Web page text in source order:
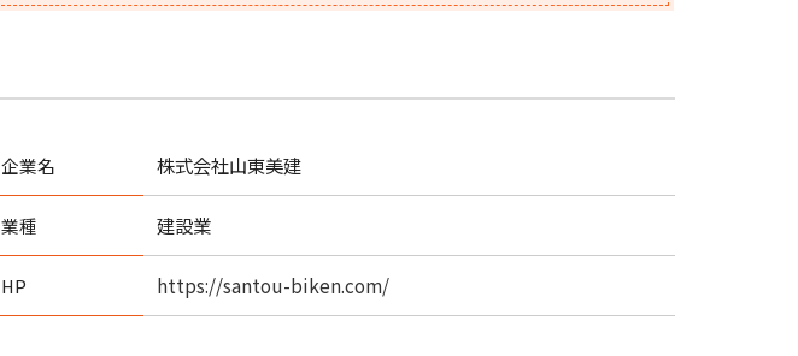
企業名 株式会社山東美建
業種 建設業
HP https://santou-biken.com/